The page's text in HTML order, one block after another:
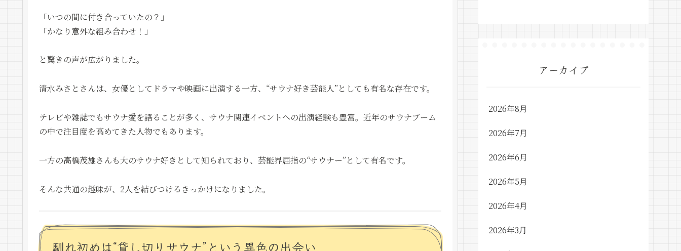
「いつの間に付き合っていたの？」
「かなり意外な組み合わせ！」
と驚きの声が広がりました。
清水みさとさんは、女優としてドラマや映画に出演する一方、“サウナ好き芸能人”としても有名な存在です。
テレビや雑誌でもサウナ愛を語ることが多く、サウナ関連イベントへの出演経験も豊富。近年のサウナブーム
の中で注目度を高めてきた人物でもあります。
一方の高橋茂雄さんも大のサウナ好きとして知られており、芸能界屈指の“サウナー”として有名です。
そんな共通の趣味が、2人を結びつけるきっかけになりました。
馴れ初めは“貸し切りサウナ”という異色の出会い
アーカイブ
2026年8月
2026年7月
2026年6月
2026年5月
2026年4月
2026年3月